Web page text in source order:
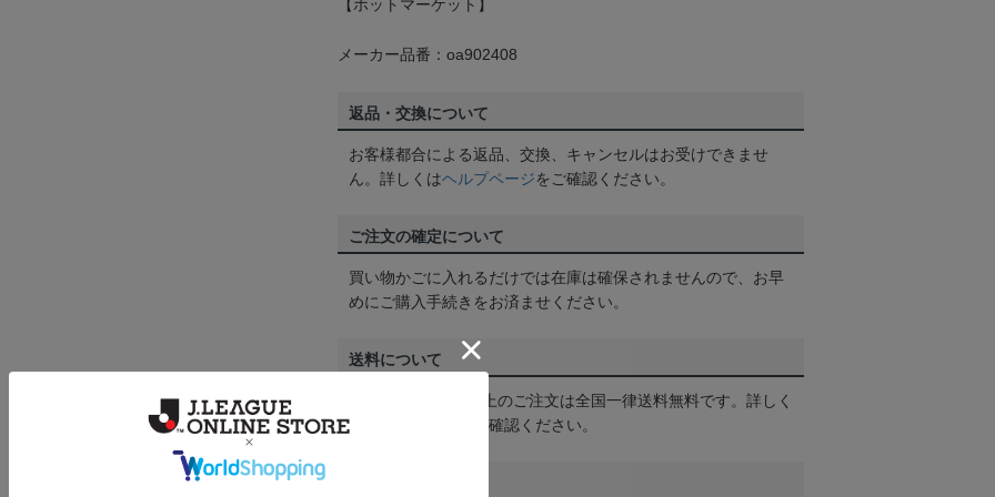
【ホットマーケット】
メーカー品番：oa902408
返品・交換について
お客様都合による返品、交換、キャンセルはお受けできませ
ん。詳しくはヘルプページをご確認ください。
ご注文の確定について
買い物かごに入れるだけでは在庫は確保されませんので、お早
めにご購入手続きをお済ませください。
送料について
3,980円（税込）以上のご注文は全国一律送料無料です。詳しく
は
をご確認ください。